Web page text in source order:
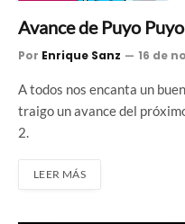
Avance de Puyo
Por Enrique Sanz 16 de
A todos nos encanta un
traigo un avance del
2.
LEER MÁS